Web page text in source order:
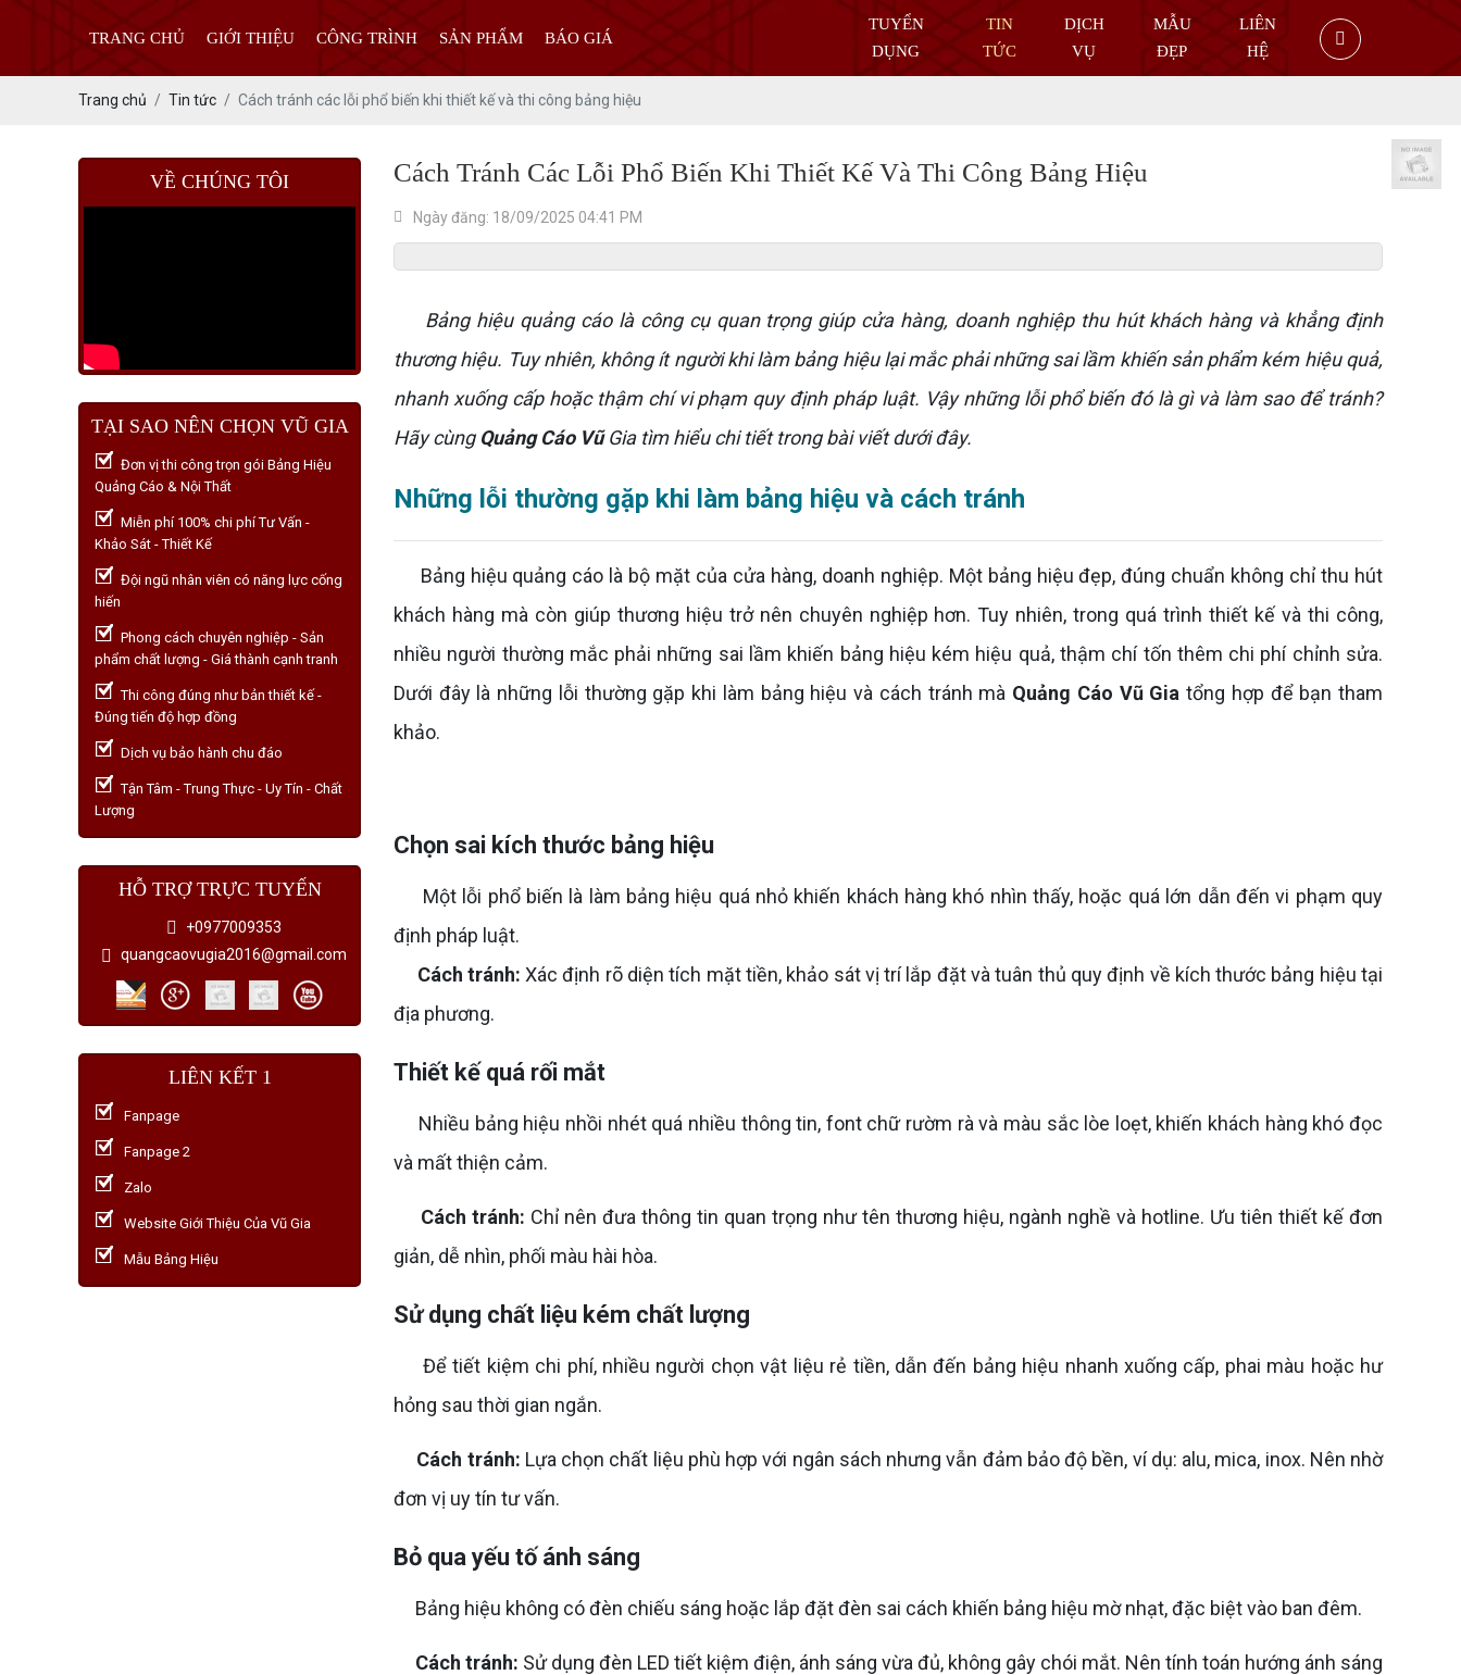
TRANG CHỦ GIỚI THIỆU CÔNG TRÌNH SẢN PHẨM BÁO GIÁ
TUYỂN
DỤNG
TIN
TỨC
DỊCH
VỤ
MẪU
ĐẸP
LIÊN
HỆ
Trang chủ Tin tức Cách tránh các lỗi phổ biến khi thiết kế và thi công bảng hiệu
VỀ CHÚNG TÔI
TẠI SAO NÊN CHỌN VŨ GIA
Đơn vị thi công trọn gói Bảng Hiệu
Quảng Cáo & Nội Thất
Miễn phí 100% chi phí Tư Vấn -
Khảo Sát - Thiết Kế
Đội ngũ nhân viên có năng lực cống
hiến
Phong cách chuyên nghiệp - Sản
phẩm chất lượng - Giá thành cạnh tranh
Thi công đúng như bản thiết kế -
Đúng tiến độ hợp đồng
Dịch vụ bảo hành chu đáo
Tận Tâm - Trung Thực - Uy Tín - Chất
Lượng
HỖ TRỢ TRỰC TUYẾN
+0977009353
quangcaovugia2016@gmail.com
LIÊN KẾT 1
Fanpage
Fanpage 2
Zalo
Website Giới Thiệu Của Vũ Gia
Mẫu Bảng Hiệu
Cách Tránh Các Lỗi Phổ Biến Khi Thiết Kế Và Thi Công Bảng Hiệu
Ngày đăng: 18/09/2025 04:41 PM
Bảng hiệu quảng cáo là công cụ quan trọng giúp cửa hàng, doanh nghiệp thu hút khách hàng và khẳng định
thương hiệu. Tuy nhiên, không ít người khi làm bảng hiệu lại mắc phải những sai lầm khiến sản phẩm kém hiệu quả,
nhanh xuống cấp hoặc thậm chí vi phạm quy định pháp luật. Vậy những lỗi phổ biến đó là gì và làm sao để tránh?
Hãy cùng Quảng Cáo VũGia tìm hiểu chi tiết trong bài viết dưới đây.
Những lỗi thường gặp khi làm bảng hiệu và cách tránh
Bảng hiệu quảng cáo là bộ mặt của cửa hàng, doanh nghiệp. Một bảng hiệu đẹp, đúng chuẩn không chỉ thu hút
khách hàng mà còn giúp thương hiệu trở nên chuyên nghiệp hơn. Tuy nhiên, trong quá trình thiết kế và thi công,
nhiều người thường mắc phải những sai lầm khiến bảng hiệu kém hiệu quả, thậm chí tốn thêm chi phí chỉnh sửa.
Dưới đây là những lỗi thường gặp khi làm bảng hiệu và cách tránh mà Quảng Cáo Vũ Gia tổng hợp để bạn tham
khảo.
Chọn sai kích thước bảng hiệu
Một lỗi phổ biến là làm bảng hiệu quá nhỏ khiến khách hàng khó nhìn thấy, hoặc quá lớn dẫn đến vi phạm quy
định pháp luật.
Cách tránh: Xác định rõ diện tích mặt tiền, khảo sát vị trí lắp đặt và tuân thủ quy định về kích thước bảng hiệu tại
địa phương.
Thiết kế quá rối mắt
Nhiều bảng hiệu nhồi nhét quá nhiều thông tin, font chữ rườm rà và màu sắc lòe loẹt, khiến khách hàng khó đọc
và mất thiện cảm.
Cách tránh: Chỉ nên đưa thông tin quan trọng như tên thương hiệu, ngành nghề và hotline. Ưu tiên thiết kế đơn
giản, dễ nhìn, phối màu hài hòa.
Sử dụng chất liệu kém chất lượng
Để tiết kiệm chi phí, nhiều người chọn vật liệu rẻ tiền, dẫn đến bảng hiệu nhanh xuống cấp, phai màu hoặc hư
hỏng sau thời gian ngắn.
Cách tránh: Lựa chọn chất liệu phù hợp với ngân sách nhưng vẫn đảm bảo độ bền, ví dụ: alu, mica, inox. Nên nhờ
đơn vị uy tín tư vấn.
Bỏ qua yếu tố ánh sáng
Bảng hiệu không có đèn chiếu sáng hoặc lắp đặt đèn sai cách khiến bảng hiệu mờ nhạt, đặc biệt vào ban đêm.
Cách tránh: Sử dụng đèn LED tiết kiệm điện, ánh sáng vừa đủ, không gây chói mắt. Nên tính toán hướng ánh sáng